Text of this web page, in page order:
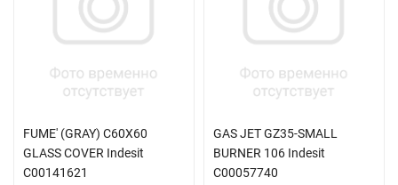
FUME' (GRAY) C60X60
GLASS COVER Indesit
C00141621
GAS JET GZ35-SMALL
BURNER 106 Indesit
C00057740